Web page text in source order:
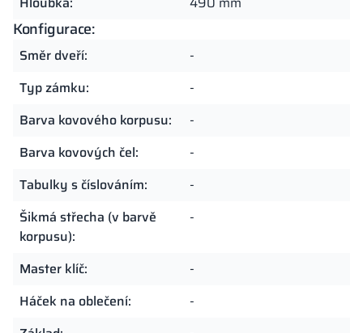
Konfigurace:
Směr dveří:
-
Typ zámku:
-
Barva kovového korpusu:
-
Barva kovových čel:
-
Tabulky s číslováním:
-
Šikmá střecha (v barvě
korpusu):
-
Master klíč:
-
Háček na oblečení:
-